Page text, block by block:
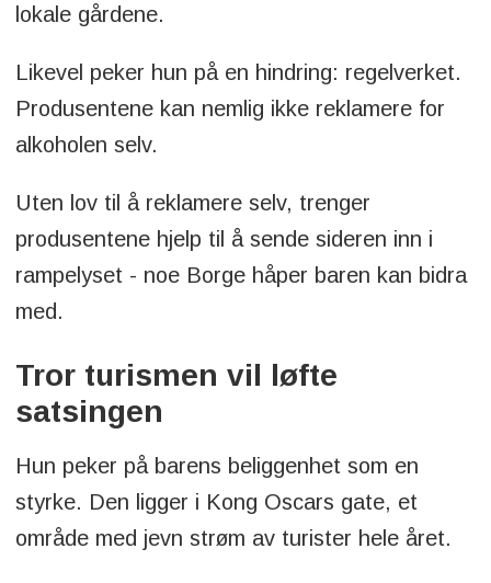
lokale gårdene.
Likevel peker hun på en hindring: regelverket.
Produsentene kan nemlig ikke reklamere for
alkoholen selv.
Uten lov til å reklamere selv, trenger
produsentene hjelp til å sende sideren inn i
rampelyset - noe Borge håper baren kan bidra
med.
Tror turismen vil løfte
satsingen
Hun peker på barens beliggenhet som en
styrke. Den ligger i Kong Oscars gate, et
område med jevn strøm av turister hele året.